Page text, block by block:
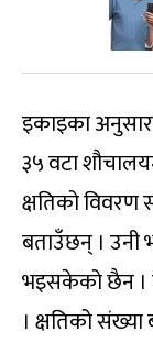
इकाइका अनुसार
३५ वटा
क्षतिको
बताउँछन् ।
भइसकेको छैन ।
। क्षतिको